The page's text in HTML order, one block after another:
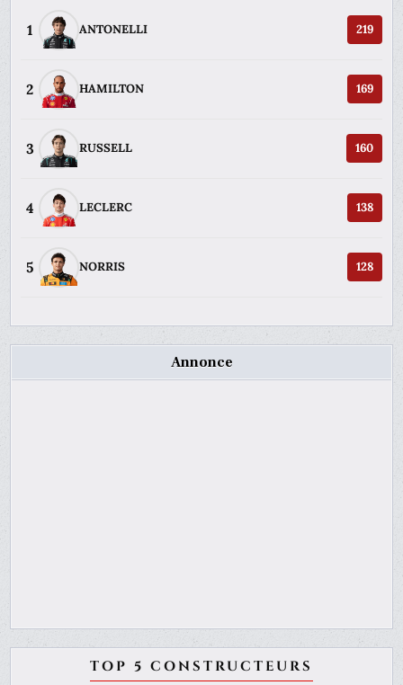
1 ANTONELLI 219
2 HAMILTON 169
3 RUSSELL 160
4 LECLERC 138
5 NORRIS 128
Annonce
TOP 5 CONSTRUCTEURS